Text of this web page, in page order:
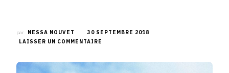
par NESSA NOUVET
30 SEPTEMBRE 2018
LAISSER UN COMMENTAIRE